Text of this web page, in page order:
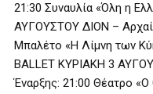
21:30 Συναυλία «Όλη η
ΑΥΓΟΥΣΤΟΥ ΔΙΟΝ –
Μπαλέτο «Η Λίμνη των
BALLET ΚΥΡΙΑΚΗ 3
Έναρξης: 21:00 Θέατρο